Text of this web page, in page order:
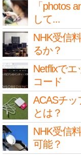
「photos
して...
NHK受信
るか？
Netflixで
コード
ACASチッ
とは？
NHK受信
可能？